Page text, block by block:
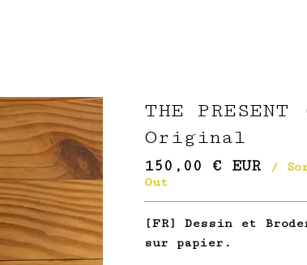
THE
Original
150,00 € EUR
/
Out
[FR] Dessin et
sur papier.